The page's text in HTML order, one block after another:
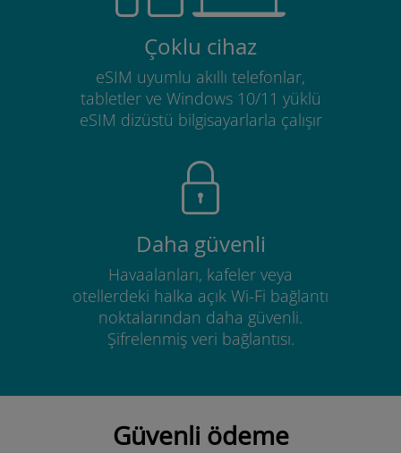
Çoklu cihaz
eSIM uyumlu akıllı telefonlar,
tabletler ve Windows 10/11 yüklü
eSIM dizüstü bilgisayarlarla çalışır
Daha güvenli
Havaalanları, kafeler veya
otellerdeki halka açık Wi-Fi bağlantı
noktalarından daha güvenli.
Şifrelenmiş veri bağlantısı.
Güvenli ödeme